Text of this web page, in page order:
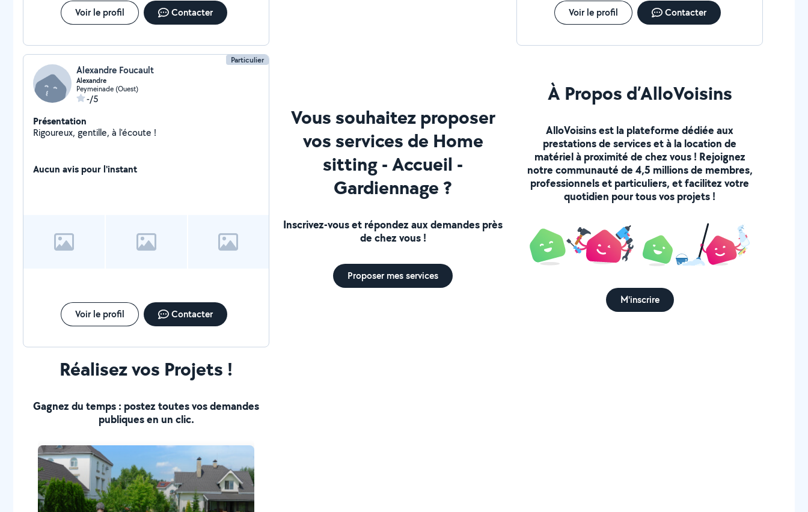
Voir le profil Contacter Voir le profil Contacter
Particulier
Alexandre Foucault
Alexandre
Peymeinade (Ouest)
-/5
Présentation
Rigoureux, gentille, à l'écoute !
Aucun avis pour l'instant
Voir le profil Contacter
Vous souhaitez proposer
vos services de Home
sitting - Accueil -
Gardiennage ?
Inscrivez-vous et répondez aux demandes près
de chez vous !
Proposer mes services
À Propos d’AlloVoisins
AlloVoisins est la plateforme dédiée aux
prestations de services et à la location de
matériel à proximité de chez vous ! Rejoignez
notre communauté de 4,5 millions de membres,
professionnels et particuliers, et facilitez votre
quotidien pour tous vos projets !
M'inscrire
Réalisez vos Projets !
Gagnez du temps : postez toutes vos demandes
publiques en un clic.